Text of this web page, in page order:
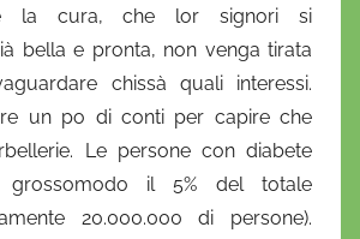
la cura, che lor signori si
bella e pronta, non venga tirata
chissà quali interessi.
un po di conti per capire che
Le persone con diabete
il 5% del totale
20.000.000 di persone).